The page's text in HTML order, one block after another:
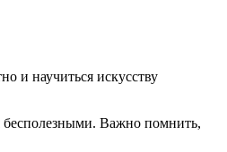
и научиться искусству
бесполезными. Важно помнить,